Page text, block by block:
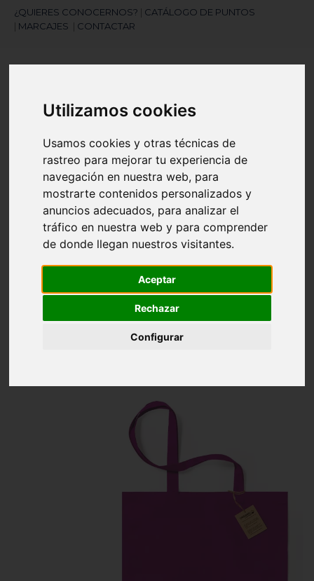
Utilizamos cookies
Usamos cookies y otras técnicas de
rastreo para mejorar tu experiencia de
navegación en nuestra web, para
mostrarte contenidos personalizados y
anuncios adecuados, para analizar el
tráfico en nuestra web y para comprender
de donde llegan nuestros visitantes.
Aceptar
Rechazar
Configurar
¿QUIERES CONOCERNOS? | CATÁLOGO DE PUNTOS
| MARCAJES | CONTACTAR
¿Necesitas ayuda?
945 121 003
Navegación
palanca
search
Inicio Bolsa 100% Algodón Orgánico 140 g/ m2